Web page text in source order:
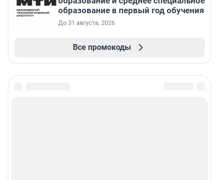
образование в первый год обучения
До 31 августа, 2026
Все промокоды